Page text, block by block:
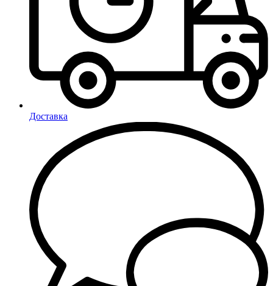
Доставка